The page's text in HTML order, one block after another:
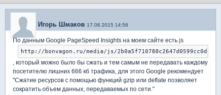
Игорь Шмаков 17.08.2015 14:56
По данным Google PageSpeed Insights на моем сайте есть js
http://bonvagon.ru/media/js/
, который можно было бы сжать и тем самым не передавать каждому
посетителю лишних 666 кб трафика, для этого Google рекомендует
"Сжатие ресурсов с помощью функций gzip или deflate позволяет
сократить объем данных, передаваемых по сети."